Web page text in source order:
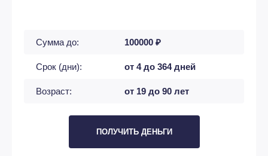
Сумма до: 100000 ₽
Срок (дни): от 4 до 364 дней
Возраст: от 19 до 90 лет
ПОЛУЧИТЬ ДЕНЬГИ